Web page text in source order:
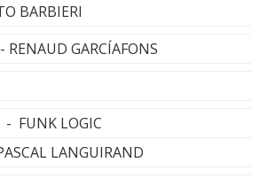
BARBIERI
GARCÍAFONS
FUNK LOGIC
LANGUIRAND